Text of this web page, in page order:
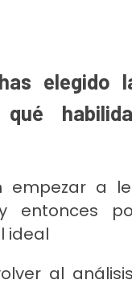
4 sencillos
elegido
empezar a
entonces
ideal
al